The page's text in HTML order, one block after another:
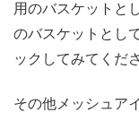
用のバスケットと
のバスケットとし
ックしてみてくだ
その他メッシュア